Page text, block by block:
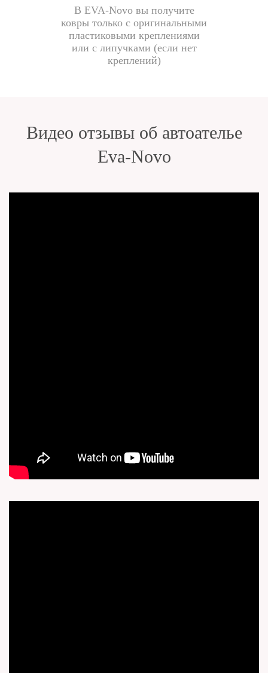
В EVA-Novo вы получите
ковры только с оригинальными
пластиковыми креплениями
или с липучками (если нет
креплений)
Видео отзывы об автоателье
Eva-Novo